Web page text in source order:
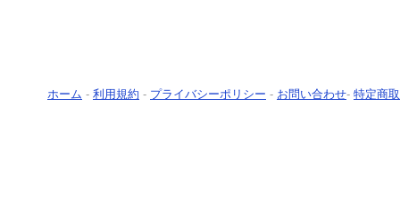
ホーム - 利用規約 - プライバシーポリシー - お問い合わせ- 特定商